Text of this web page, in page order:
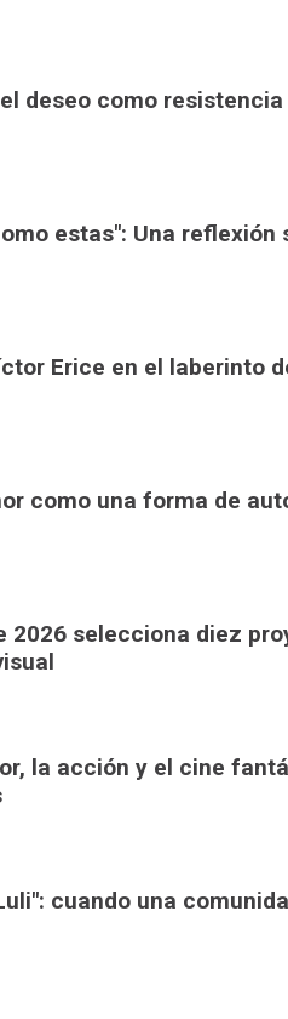
deseo como
estas": Una
Erice en el laberinto
como una forma de
2026 selecciona diez
la acción y el cine
cuando una